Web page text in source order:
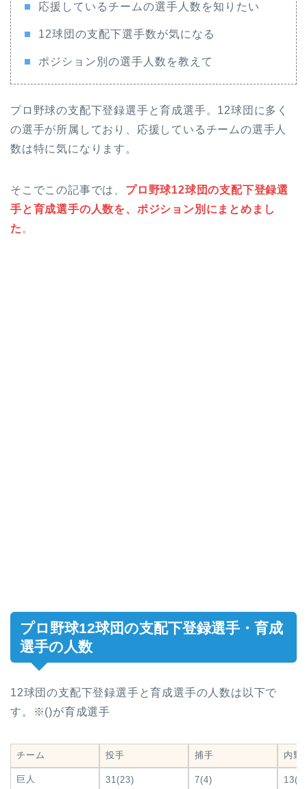
応援しているチームの選手人数を知りたい
12球団の支配下選手数が気になる
ポジション別の選手人数を教えて
プロ野球の支配下登録選手と育成選手。12球団に多く
の選手が所属しており、応援しているチームの選手人
数は特に気になります。
そこでこの記事では、 プロ野球12球団の支配下登録選
手と育成選手の人数を、ポジション別にまとめまし
た 。
プロ野球12球団の支配下登録選手・育成
選手の人数
12球団の支配下登録選手と育成選手の人数は以下で
す。※()が育成選手
チーム 投手 捕手 内野
巨人 31(23) 7(4) 13(7)